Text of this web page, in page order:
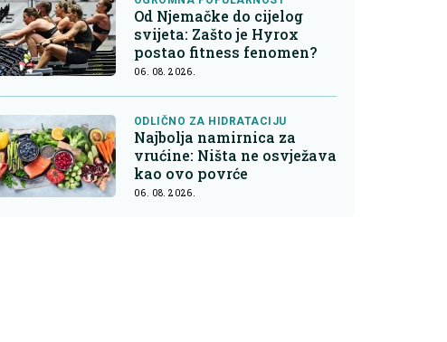
Od Njemačke do cijelog
svijeta: Zašto je Hyrox
postao fitness fenomen?
06. 08. 2026.
ODLIČNO ZA HIDRATACIJU
Najbolja namirnica za
vrućine: Ništa ne osvježava
kao ovo povrće
06. 08. 2026.